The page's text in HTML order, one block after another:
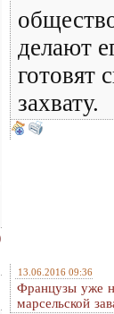
делают
готовят
захвату.
13.06.2016 09:36
Французы уже
марсельской